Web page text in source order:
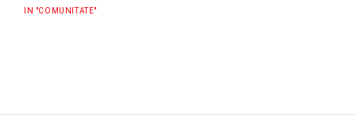
IN "COMUNITATE"